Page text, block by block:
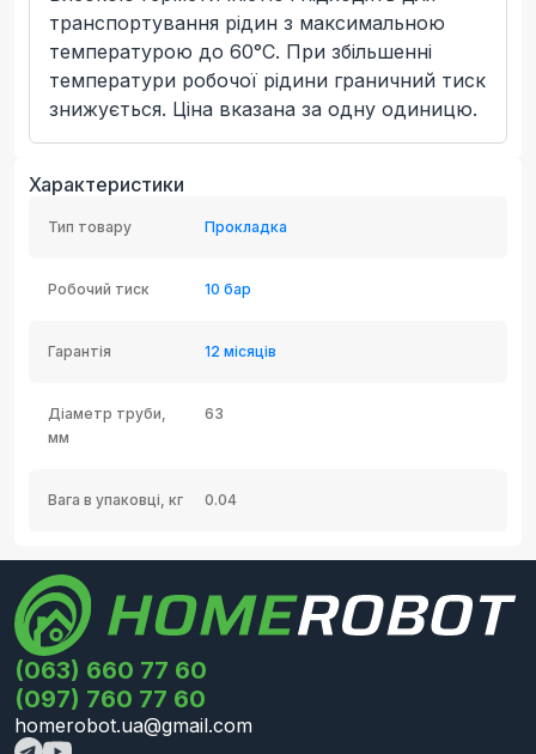
транспортування рідин з максимальною
температурою до 60°C. При збільшенні
температури робочої рідини граничний тиск
знижується. Ціна вказана за одну одиницю.
Характеристики
Тип товару Прокладка
Робочий тиск 10 бар
Гарантія 12 місяців
Діаметр труби,
мм
63
Вага в упаковці, кг 0.04
(063) 660 77 60
(097) 760 77 60
homerobot.ua@gmail.com